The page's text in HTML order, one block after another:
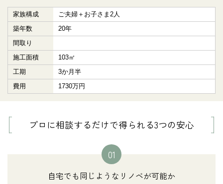
家族構成
ご夫婦＋お子さま2人
築年数
20年
間取り
施工面積
103㎡
工期
3か月半
費用
1730万円
プロに相談するだけで得られる3つの安心
01
自宅でも同じようなリノベが可能か